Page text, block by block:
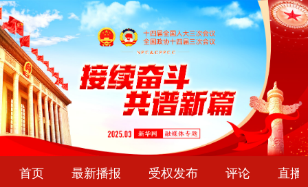
首页 最新播报 受权发布 评论 直播